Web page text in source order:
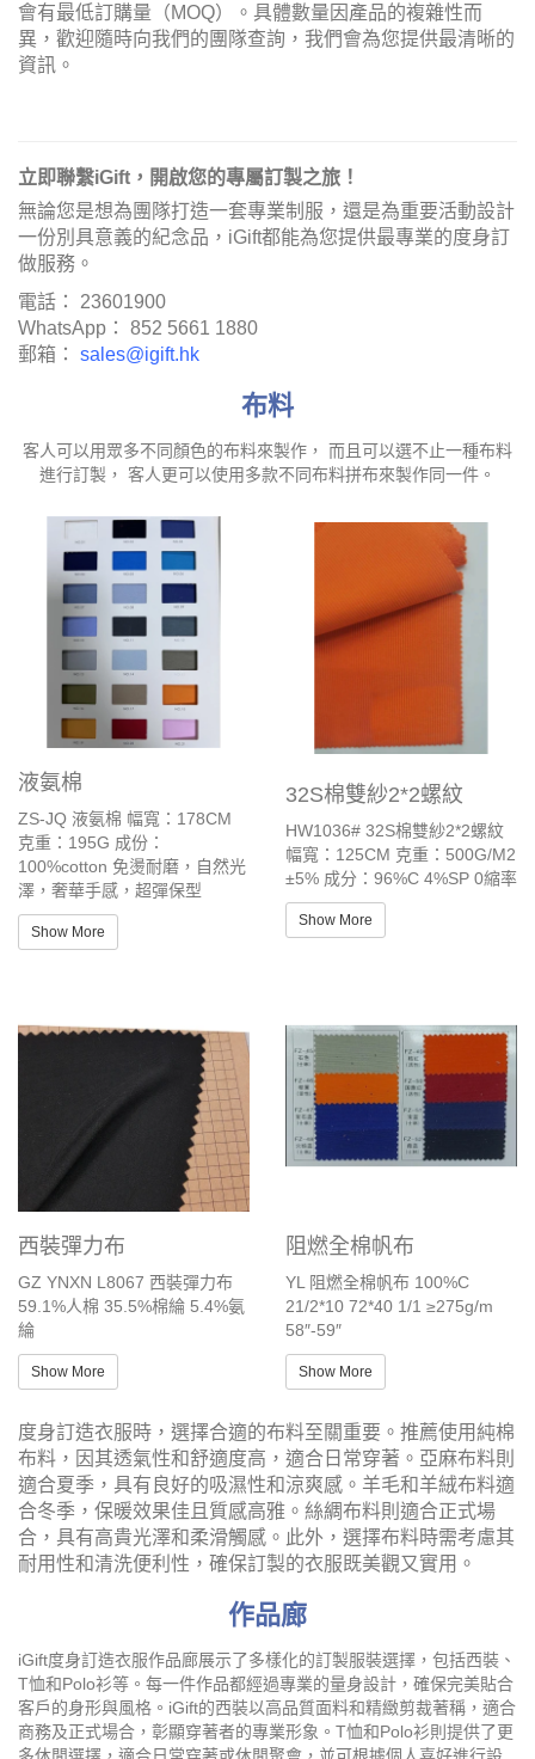
會有最低訂購量（MOQ）。具體數量因產品的複雜性而
異，歡迎隨時向我們的團隊查詢，我們會為您提供最清晰的
資訊。
立即聯繫iGift，開啟您的專屬訂製之旅！
無論您是想為團隊打造一套專業制服，還是為重要活動設計
一份別具意義的紀念品，iGift都能為您提供最專業的度身訂
做服務。
電話： 23601900
WhatsApp： 852 5661 1880
郵箱： sales@igift.hk
布料
客人可以用眾多不同顏色的布料來製作， 而且可以選不止一種布料
進行訂製， 客人更可以使用多款不同布料拼布來製作同一件。
液氨棉
ZS-JQ 液氨棉 幅寬：178CM
克重：195G 成份：
100%cotton 免燙耐磨，自然光
澤，奢華手感，超彈保型
Show More
32S棉雙紗2*2螺紋
HW1036# 32S棉雙紗2*2螺紋
幅寬：125CM 克重：500G/M2
±5% 成分：96%C 4%SP 0縮率
Show More
西裝彈力布
GZ YNXN L8067 西裝彈力布
59.1%人棉 35.5%棉綸 5.4%氨
綸
Show More
阻燃全棉帆布
YL 阻燃全棉帆布 100%C
21/2*10 72*40 1/1 ≥275g/m
58″-59″
Show More
度身訂造衣服時，選擇合適的布料至關重要。推薦使用純棉
布料，因其透氣性和舒適度高，適合日常穿著。亞麻布料則
適合夏季，具有良好的吸濕性和涼爽感。羊毛和羊絨布料適
合冬季，保暖效果佳且質感高雅。絲綢布料則適合正式場
合，具有高貴光澤和柔滑觸感。此外，選擇布料時需考慮其
耐用性和清洗便利性，確保訂製的衣服既美觀又實用。
作品廊
iGift度身訂造衣服作品廊展示了多樣化的訂製服裝選擇，包括西裝、
T恤和Polo衫等。每一件作品都經過專業的量身設計，確保完美貼合
客戶的身形與風格。iGift的西裝以高品質面料和精緻剪裁著稱，適合
商務及正式場合，彰顯穿著者的專業形象。T恤和Polo衫則提供了更